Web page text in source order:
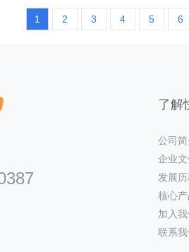
1 2 3 4 5 6
了解
公司简
企业
发展
核心产
加入
联系我